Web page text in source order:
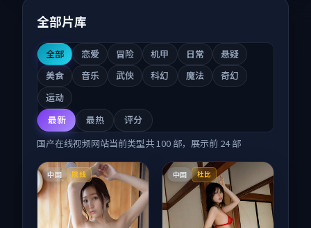
全部片库
全部 恋爱 冒险 机甲 日常
悬疑
美食
音乐 武侠 科幻 魔法
奇幻
运动
最新
最热
评分
国产在线视频网站当前类型共 100 部，展示前 24部
中国 院线 中国 杜比